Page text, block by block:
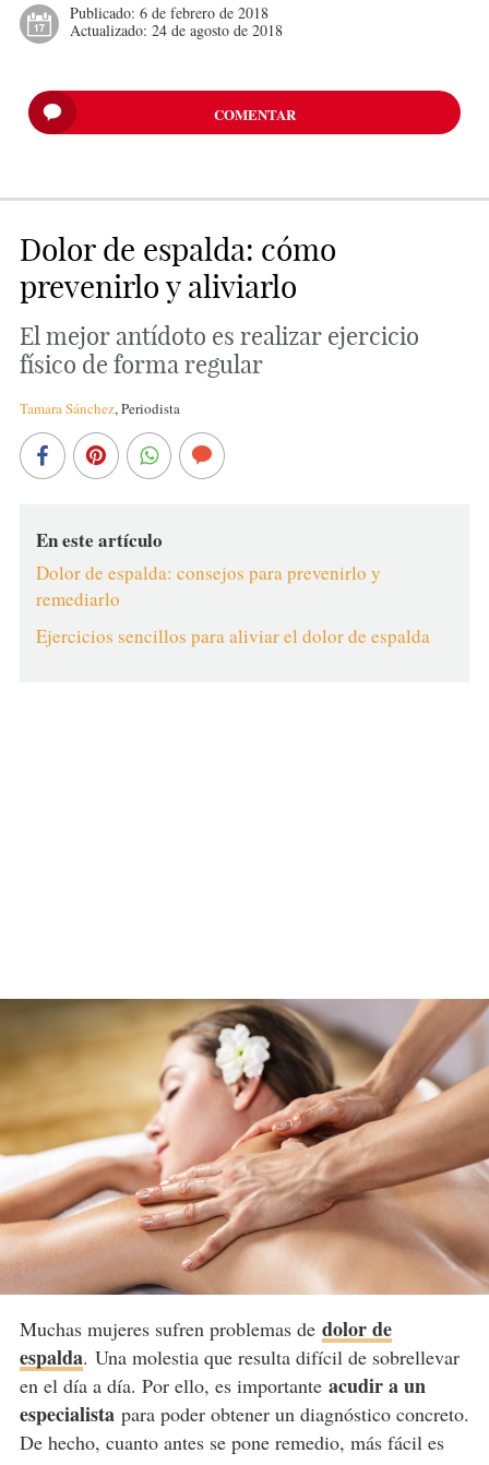
Publicado: 6 de febrero de 2018
Actualizado: 24 de agosto de 2018
COMENTAR
Dolor de espalda: cómo
prevenirlo y aliviarlo
El mejor antídoto es realizar ejercicio
físico de forma regular
Tamara Sánchez,Periodista
En este artículo
Dolor de espalda: consejos para prevenirlo y
remediarlo
Ejercicios sencillos para aliviar el dolor de espalda
Muchas mujeres sufren problemas de dolor de
espalda. Una molestia que resulta difícil de sobrellevar
en el día a día. Por ello, es importante acudir a un
especialistapara poder obtener un diagnóstico concreto.
De hecho, cuanto antes se pone remedio, más fácil es